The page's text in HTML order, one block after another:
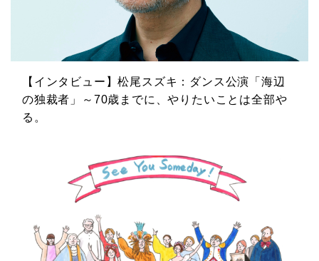
【インタビュー】松尾スズキ：ダンス公演「海辺
の独裁者」～70歳までに、やりたいことは全部や
る。